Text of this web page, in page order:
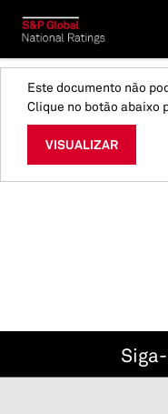
Este documento não
Clique no botão abaixo
VISUALIZAR